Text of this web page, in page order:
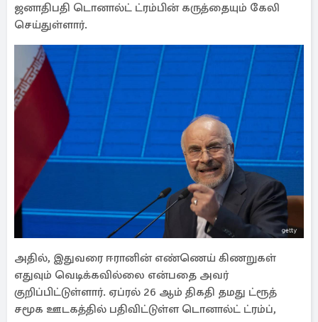
ஜனாதிபதி டொனால்ட் ட்ரம்பின் கருத்தையும் கேலி
செய்துள்ளார்.
அதில், இதுவரை ஈரானின் எண்ணெய் கிணறுகள்
எதுவும் வெடிக்கவில்லை என்பதை அவர்
குறிப்பிட்டுள்ளார். ஏப்ரல் 26 ஆம் திகதி தமது ட்ரூத்
சமூக ஊடகத்தில் பதிவிட்டுள்ள டொனால்ட் ட்ரம்ப்,